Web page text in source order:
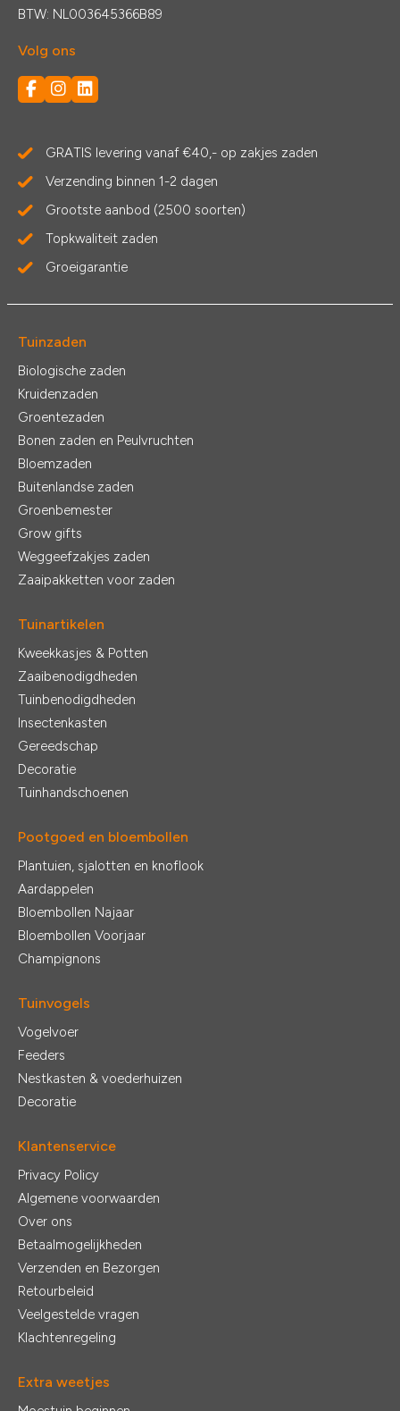
BTW: NL003645366B89
Volg ons
GRATIS levering vanaf €40,- op zakjes zaden
Verzending binnen 1-2 dagen
Grootste aanbod (2500 soorten)
Topkwaliteit zaden
Groeigarantie
Tuinzaden
Biologische zaden
Kruidenzaden
Groentezaden
Bonen zaden en Peulvruchten
Bloemzaden
Buitenlandse zaden
Groenbemester
Grow gifts
Weggeefzakjes zaden
Zaaipakketten voor zaden
Tuinartikelen
Kweekkasjes & Potten
Zaaibenodigdheden
Tuinbenodigdheden
Insectenkasten
Gereedschap
Decoratie
Tuinhandschoenen
Pootgoed en bloembollen
Plantuien, sjalotten en knoflook
Aardappelen
Bloembollen Najaar
Bloembollen Voorjaar
Champignons
Tuinvogels
Vogelvoer
Feeders
Nestkasten & voederhuizen
Decoratie
Klantenservice
Privacy Policy
Algemene voorwaarden
Over ons
Betaalmogelijkheden
Verzenden en Bezorgen
Retourbeleid
Veelgestelde vragen
Klachtenregeling
Extra weetjes